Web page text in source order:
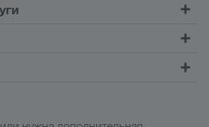
CONNECT